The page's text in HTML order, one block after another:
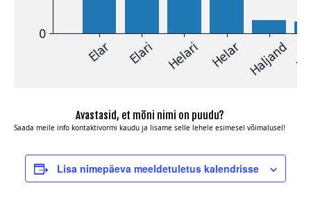
Avastasid, et mõni nimi on puudu?
Saada meile info kontaktivormi kaudu ja lisame selle lehele esimesel võimalusel!
Lisa nimepäeva meeldetuletus kalendrisse